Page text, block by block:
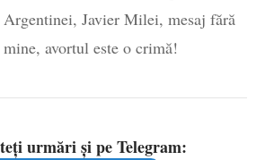
Argentinei, Javier Milei, mesaj fără
avortul este o crimă!
urmări și pe Telegram: